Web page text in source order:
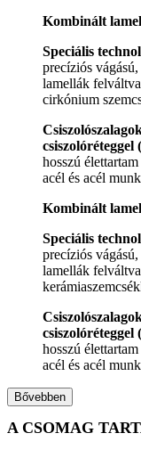
Kombinált
Speciális
precíziós
lamellák
cirkónium
hosszú
acél és acél
Kombinált
Speciális
precíziós
lamellák
hosszú
acél és acél
Bővebben
A CSOMAG